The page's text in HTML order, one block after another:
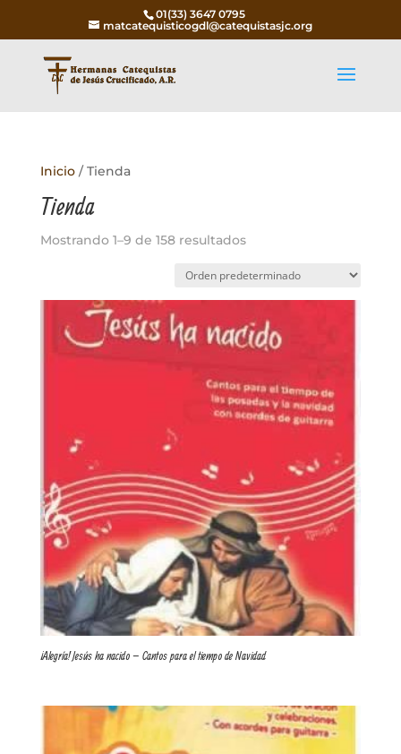
01(33) 3647 0795
matcatequisticogdl@catequistasjc.org
Inicio/ Tienda
Tienda
Mostrando 1–9 de 158 resultados
¡Alegría! Jesús ha nacido – Cantos para el tiempo de Navidad